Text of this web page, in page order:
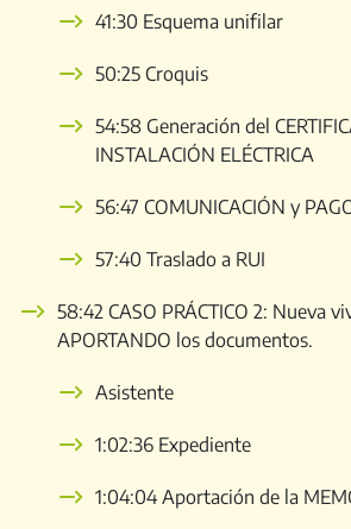
41:30 Esquema unifilar
50:25 Croquis
54:58 Generación del
INSTALACIÓN ELÉCTRICA
56:47 COMUNICACIÓN y
57:40 Traslado a RUI
58:42 CASO PRÁCTICO 2: Nueva
APORTANDO los documentos.
Asistente
1:02:36 Expediente
1:04:04 Aportación de la